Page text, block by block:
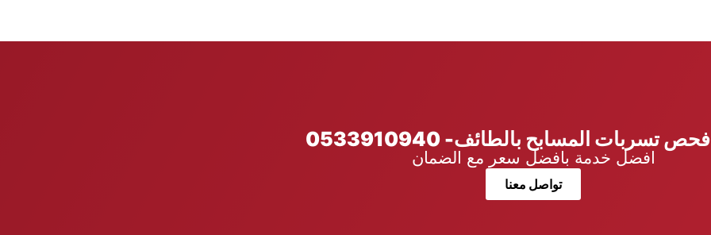
تسربات المسابح بالطائف- 0533910940
افضل خدمة بافضل سعر مع الضمان
تواصل معنا